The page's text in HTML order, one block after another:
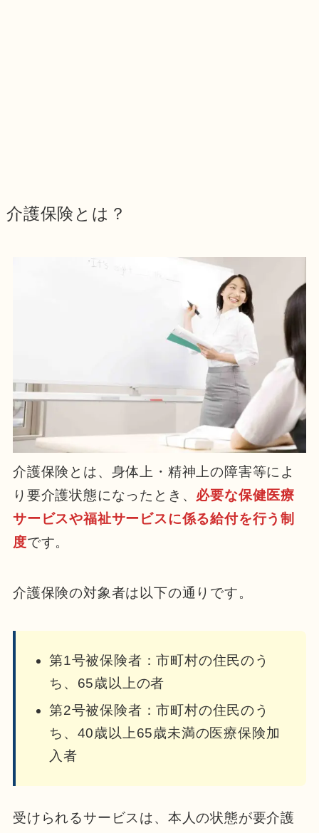
介護保険とは？
介護保険とは、身体上・精神上の障害等によ
り要介護状態になったとき、 必要な保健医療
サービスや福祉サービスに係る給付を行う制
度です。
介護保険の対象者は以下の通りです。
第1号被保険者：市町村の住民のう
ち、65歳以上の者
第2号被保険者：市町村の住民のう
ち、40歳以上65歳未満の医療保険加
入者
受けられるサービスは、本人の状態が要介護